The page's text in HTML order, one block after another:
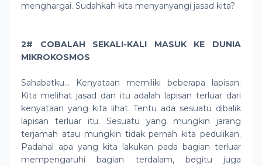
menghargai. Sudahkah kita menyanyangi jasad kita?
2# COBALAH SEKALI-KALI MASUK KE DUNIA
MIKROKOSMOS
Sahabatku… Kenyataan memiliki beberapa lapisan.
Kita melihat jasad dan itu adalah lapisan terluar dari
kenyataan yang kita lihat. Tentu ada sesuatu dibalik
lapisan terluar itu. Sesuatu yang mungkin jarang
terjamah atau mungkin tidak pernah kita pedulikan.
Padahal apa yang kita lakukan pada bagian terluar
mempengaruhi bagian terdalam, begitu juga